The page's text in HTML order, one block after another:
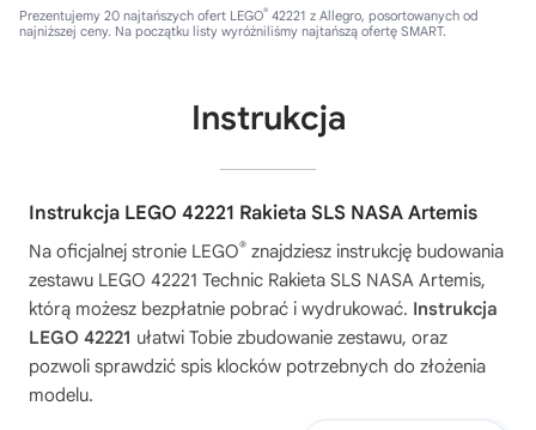
Prezentujemy 20 najtańszych ofert LEGO® 42221 z Allegro, posortowanych od
najniższej ceny. Na początku listy wyróżniliśmy najtańszą ofertę SMART.
Instrukcja
Instrukcja LEGO 42221 Rakieta SLS NASA Artemis
Na oficjalnej stronie LEGO® znajdziesz instrukcję budowania
zestawu LEGO 42221 Technic Rakieta SLS NASA Artemis,
którą możesz bezpłatnie pobrać i wydrukować. Instrukcja
LEGO 42221 ułatwi Tobie zbudowanie zestawu, oraz
pozwoli sprawdzić spis klocków potrzebnych do złożenia
modelu.